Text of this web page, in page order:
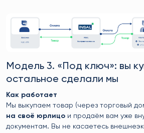
Модель 3. «Под ключ»: вы
остальное сделали мы
Как работает
Мы выкупаем товар (через торговый
на своё юрлицо и продаём вам уже
документам. Вы не касаетесь